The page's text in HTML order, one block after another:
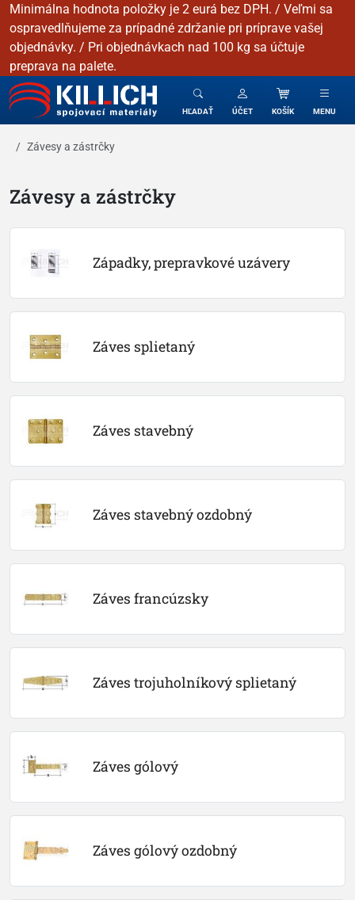
Minimálna hodnota položky je 2 eurá bez DPH. / Veľmi sa
ospravedlňujeme za prípadné zdržanie pri príprave vašej
objednávky. / Pri objednávkach nad 100 kg sa účtuje
preprava na palete.
KILLICH - Spojovacie materiály
HĽADAŤ ÚČET KOŠÍK MENU
Závesy a zástrčky
Závesy a zástrčky
Západky, prepravkové uzávery
Záves splietaný
Záves stavebný
Záves stavebný ozdobný
Záves francúzsky
Záves trojuholníkový splietaný
Záves gólový
Záves gólový ozdobný